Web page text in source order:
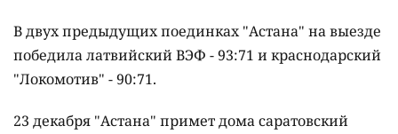
В двух предыдущих поединках "Астана" на выезде
победила латвийский ВЭФ - 93:71 и краснодарский
"Локомотив" - 90:71.
23 декабря "Астана" примет дома саратовский